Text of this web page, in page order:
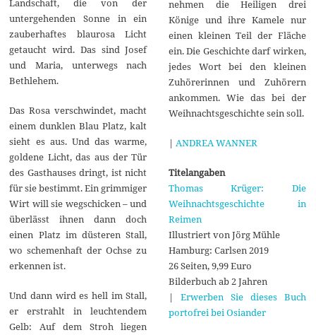
Landschaft, die von der
untergehenden Sonne in ein
zauberhaftes blaurosa Licht
getaucht wird. Das sind Josef
und Maria, unterwegs nach
Bethlehem.
Das Rosa verschwindet, macht
einem dunklen Blau Platz, kalt
sieht es aus. Und das warme,
goldene Licht, das aus der Tür
des Gasthauses dringt, ist nicht
für sie bestimmt. Ein grimmiger
Wirt will sie wegschicken – und
überlässt ihnen dann doch
einen Platz im düsteren Stall,
wo schemenhaft der Ochse zu
erkennen ist.
Und dann wird es hell im Stall,
er erstrahlt in leuchtendem
Gelb: Auf dem Stroh liegen
nehmen die Heiligen drei
Könige und ihre Kamele nur
einen kleinen Teil der Fläche
ein. Die Geschichte darf wirken,
jedes Wort bei den kleinen
Zuhörerinnen und Zuhörern
ankommen. Wie das bei der
Weihnachtsgeschichte sein soll.
| ANDREA WANNER
Titelangaben
Thomas Krüger: Die
Weihnachtsgeschichte in
Reimen
Illustriert von Jörg Mühle
Hamburg: Carlsen 2019
26 Seiten, 9,99 Euro
Bilderbuch ab 2 Jahren
| Erwerben Sie dieses Buch
portofrei bei Osiander